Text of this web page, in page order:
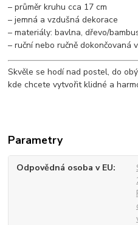
– průměr kruhu cca 17 cm
– jemná a vzdušná dekorace
– materiály: bavlna, dřevo/
– ruční nebo ručně dokončovaná
Skvěle se hodí nad postel, do
kde chcete vytvořit klidné a
Parametry
Odpovědná osoba v EU